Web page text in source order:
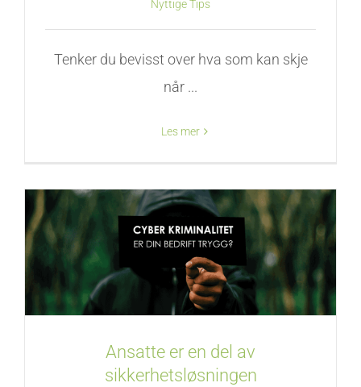
Nyttige Tips
Tenker du bevisst over hva som kan skje
når ...
Les mer
Ansatte er en del av
sikkerhetsløsningen